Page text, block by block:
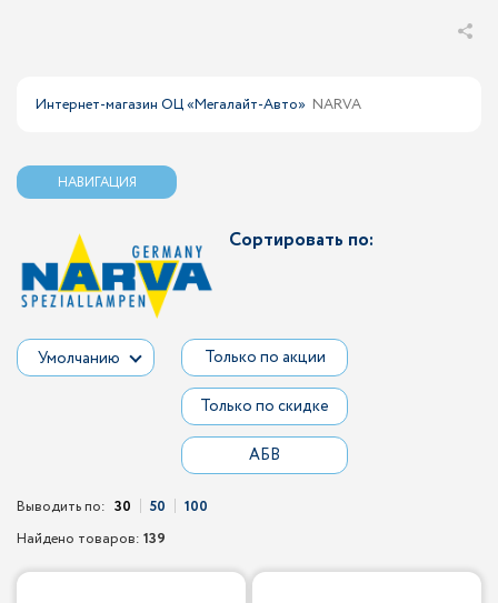
Интернет-магазин ОЦ «Мегалайт-Авто» NARVA
НАВИГАЦИЯ
Сортировать по:
Умолчанию Только по акции
Только по скидке
АБВ
Выводить по: 30 50
100
Найдено товаров: 139